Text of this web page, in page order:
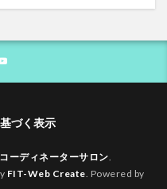
づく表示
ーディネーターサロン
FIT-Web Create . Powered by